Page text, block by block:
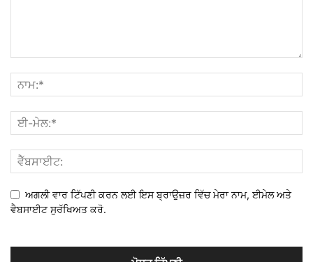
ਅਗਲੀ ਵਾਰ ਟਿੱਪਣੀ ਕਰਨ ਲਈ ਇਸ ਬ੍ਰਾਉਜ਼ਰ ਵਿੱਚ ਮੇਰਾ ਨਾਮ, ਈਮੇਲ ਅਤੇ
ਵੈਬਸਾਈਟ ਸੁਰੱਖਿਅਤ ਕਰੋ.